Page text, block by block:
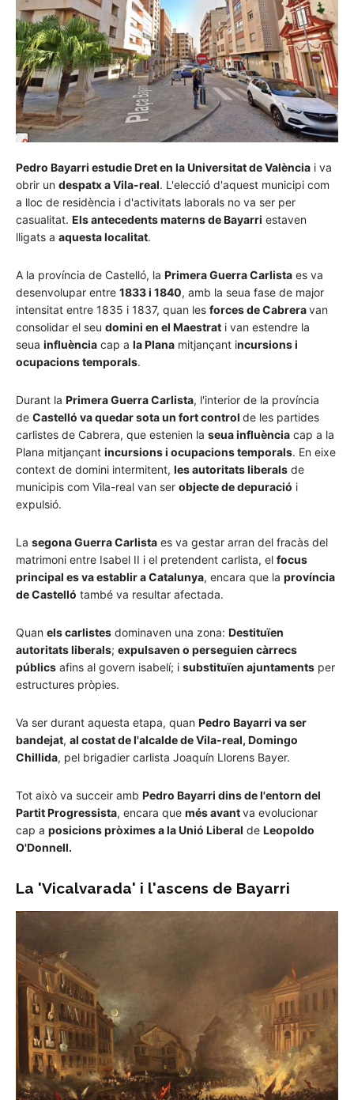
Pedro Bayarri estudie Dret en la Universitat de València i va
obrir un despatx a Vila-real. L'elecció d'aquest municipi com
a lloc de residència i d'activitats laborals no va ser per
casualitat. Els antecedents materns de Bayarri estaven
lligats a aquesta localitat.
A la província de Castelló, la Primera Guerra Carlista es va
desenvolupar entre 1833 i 1840, amb la seua fase de major
intensitat entre 1835 i 1837, quan les forces de Cabreravan
consolidar el seu domini en el Maestrat i van estendre la
seua influència cap a la Plana mitjançant incursions i
ocupacions temporals.
Durant la Primera Guerra Carlista, l'interior de la província
de Castelló va quedar sota un fort control de les partides
carlistes de Cabrera, que estenien la seua influència cap a la
Plana mitjançant incursions i ocupacions temporals. En eixe
context de domini intermitent, les autoritats liberals de
municipis com Vila-real van ser objecte de depuració i
expulsió.
La segona Guerra Carlista es va gestar arran del fracàs del
matrimoni entre Isabel II i el pretendent carlista, el focus
principal es va establir a Catalunya, encara que la província
de Castelló també va resultar afectada.
Quan els carlistes dominaven una zona: Destituïen
autoritats liberals; expulsaven o perseguien càrrecs
públics afins al govern isabelí; i substituïen ajuntaments per
estructures pròpies.
Va ser durant aquesta etapa, quan Pedro Bayarri va ser
bandejat, al costat de l'alcalde de Vila-real, Domingo
Chillida, pel brigadier carlista Joaquín Llorens Bayer.
Tot això va succeir amb Pedro Bayarri dins de l'entorn del
Partit Progressista, encara que més avantva evolucionar
cap a posicions pròximes a la Unió Liberal de Leopoldo
O'Donnell.
La 'Vicalvarada' i l'ascens de Bayarri